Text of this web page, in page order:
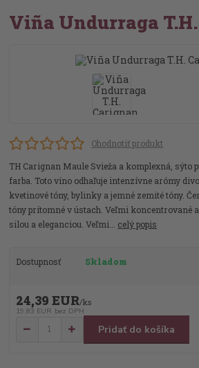
Viña Undurraga
Ohodnotiť produkt
TH Carignan Maule Svieža a komplexná, sýto
farba. Toto víno odhaľuje intenzívne arómy
kvetinové tóny, bylinky a jemné zemité tóny.
tóny prítomné v ústach. Veľmi koncentrované
silou a eleganciou. Veľmi... celý popis
Dostupnosť Skladom
24,39 EUR/ks
19,83 EUR bez DPH
Pridať do košíka